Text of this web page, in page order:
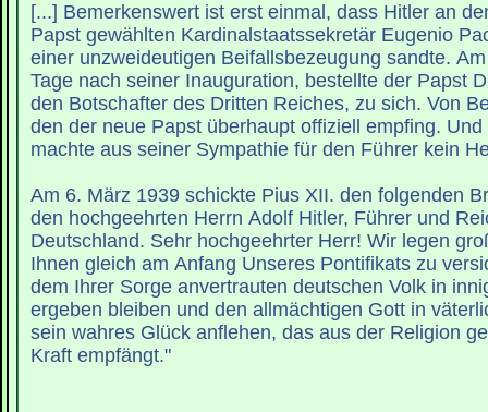
[...] Bemerkenswert ist erst einmal, dass Hitler an den soeben zum
Papst gewählten Kardinalstaatssekretär Eugenio
einer unzweideutigen Beifallsbezeugung sandte.
Tage nach seiner Inauguration, bestellte der Papst
den Botschafter des Dritten Reiches, zu sich. Von
den der neue Papst überhaupt offiziell empfing.
machte aus seiner Sympathie für den Führer kein
Am 6. März 1939 schickte Pius XII. den folgenden
den hochgeehrten Herrn Adolf Hitler, Führer und
Deutschland. Sehr hochgeehrter Herr! Wir legen
Ihnen gleich am Anfang Unseres Pontifikats zu
dem Ihrer Sorge anvertrauten deutschen Volk in
ergeben bleiben und den allmächtigen Gott in
sein wahres Glück anflehen, das aus der Religion
Kraft empfängt."